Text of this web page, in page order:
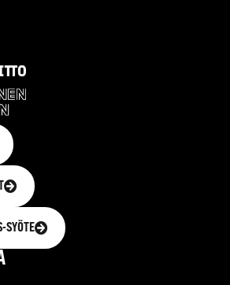
SYÖTE